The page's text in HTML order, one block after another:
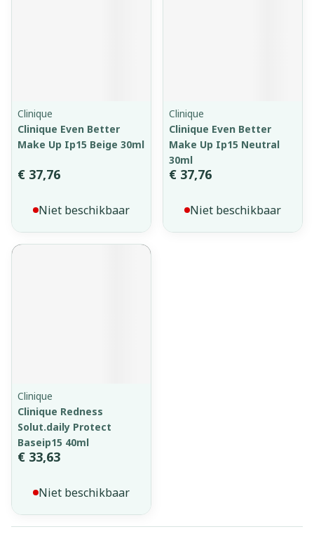
Clinique
Clinique Even Better
Make Up Ip15 Beige 30ml
€ 37,76
Niet beschikbaar
Clinique
Clinique Even Better
Make Up Ip15 Neutral
30ml
€ 37,76
Niet beschikbaar
Clinique
Clinique Redness
Solut.daily Protect
Baseip15 40ml
€ 33,63
Niet beschikbaar